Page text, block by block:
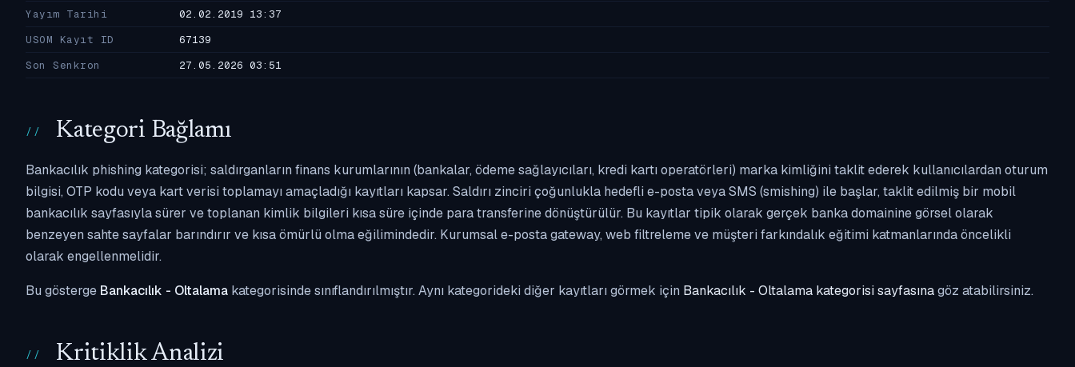
Yayım Tarihi
02.02.2019 13:37
USOM Kayıt ID
67139
Son Senkron
27.05.2026 03:51
Kategori Bağlamı
Bankacılık phishing kategorisi; saldırganların finans kurumlarının (bankalar, ödeme sağlayıcıları, kredi kartı operatörleri) marka kimliğini taklit ederek kullanıcılardan oturum
bilgisi, OTP kodu veya kart verisi toplamayı amaçladığı kayıtları kapsar. Saldırı zinciri çoğunlukla hedefli e-posta veya SMS (smishing) ile başlar, taklit edilmiş bir mobil
bankacılık sayfasıyla sürer ve toplanan kimlik bilgileri kısa süre içinde para transferine dönüştürülür. Bu kayıtlar tipik olarak gerçek banka domainine görsel olarak
benzeyen sahte sayfalar barındırır ve kısa ömürlü olma eğilimindedir. Kurumsal e-posta gateway, web filtreleme ve müşteri farkındalık eğitimi katmanlarında öncelikli
olarak engellenmelidir.
Bu gösterge Bankacılık - Oltalama kategorisinde sınıflandırılmıştır. Aynı kategorideki diğer kayıtları görmek için Bankacılık - Oltalama kategorisi sayfasınagöz atabilirsiniz.
Kritiklik Analizi